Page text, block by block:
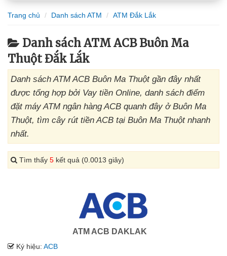
Trang chủ Danh sách ATM ATM Đắk Lắk
Danh sách ATM ACB Buôn Ma
Thuột Đắk Lắk
Danh sách ATM ACB Buôn Ma Thuột gần đây nhất
được tổng hợp bởi Vay tiền Online, danh sách điểm
đặt máy ATM ngân hàng ACB quanh đây ở Buôn Ma
Thuột, tìm cây rút tiền ACB tại Buôn Ma Thuột nhanh
nhất.
Tìm thấy 5 kết quả (0.0013 giây)
ATM ACB DAKLAK
Ký hiệu: ACB